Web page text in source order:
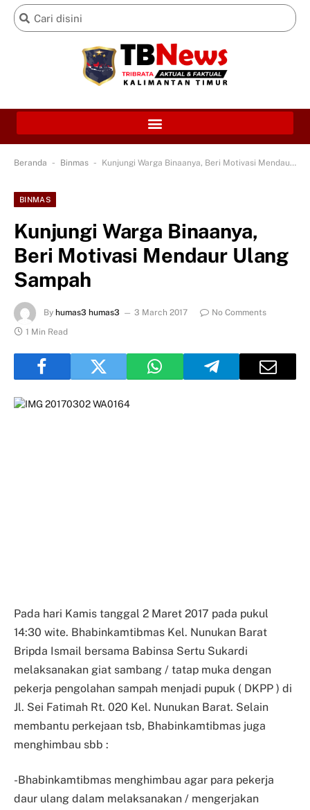
Beranda - Binmas - Kunjungi Warga Binaanya, Beri Motivasi Mendaur Ulang Sampah
BINMAS
Kunjungi Warga Binaanya,
Beri Motivasi Mendaur Ulang
Sampah
By humas3 humas3 3 March 2017
No Comments
1 Min Read
Pada hari Kamis tanggal 2 Maret 2017 pada pukul
14:30 wite. Bhabinkamtibmas Kel. Nunukan Barat
Bripda Ismail bersama Babinsa Sertu Sukardi
melaksanakan giat sambang / tatap muka dengan
pekerja pengolahan sampah menjadi pupuk ( DKPP ) di
Jl. Sei Fatimah Rt. 020 Kel. Nunukan Barat. Selain
membantu perkejaan tsb, Bhabinkamtibmas juga
menghimbau sbb :
-Bhabinkamtibmas menghimbau agar para pekerja
daur ulang dalam melaksanakan / mengerjakan